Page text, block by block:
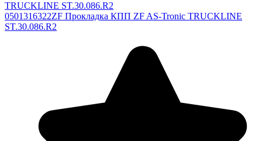
TRUCKLINE ST.30.086.R2
0501316322ZF Прокладка КПП ZF AS-Tronic TRUCKLINE
ST.30.086.R2